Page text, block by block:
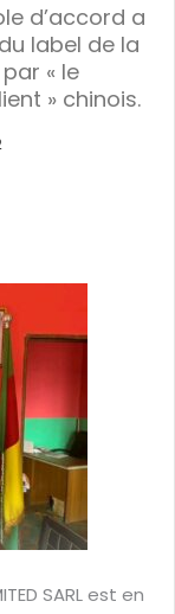
d’accord a
label de la
« le
» chinois.
SARL est en